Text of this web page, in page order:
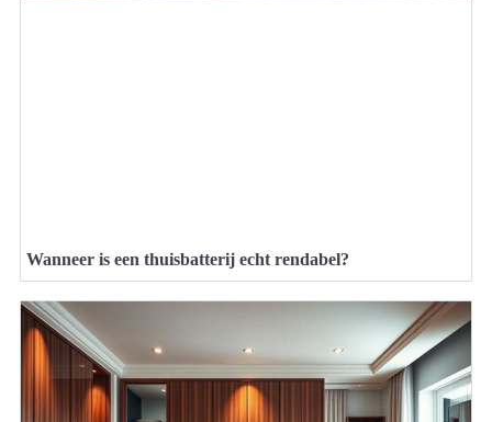
Wanneer is een thuisbatterij echt rendabel?